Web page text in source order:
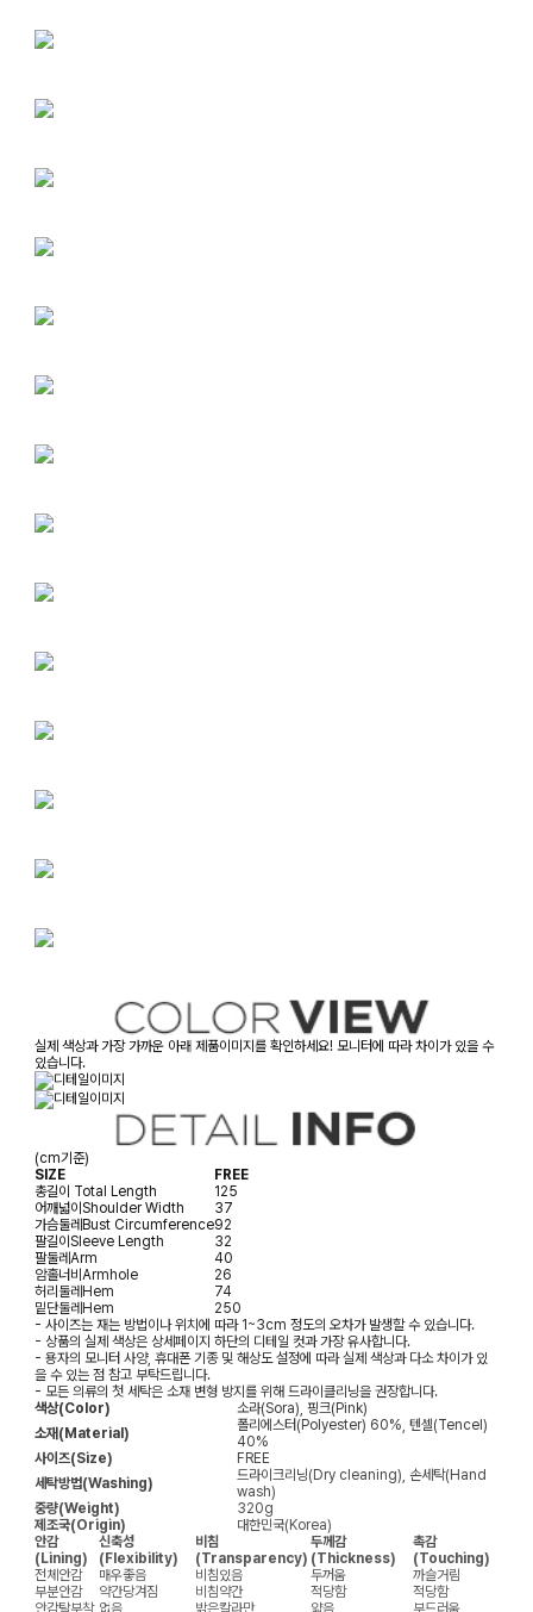
실제 색상과 가장 가까운 아래 제품이미지를 확인하세요! 모니터에 따라 차이가 있을 수
있습니다.
(cm기준)
SIZE
FREE
총길이 Total Length
125
어깨넓이Shoulder Width
37
가슴둘레Bust Circumference92
팔길이Sleeve Length
32
팔둘레Arm
40
암홀너비Armhole
26
허리둘레Hem
74
밑단둘레Hem
250
- 사이즈는 재는 방법이나 위치에 따라 1~3cm 정도의 오차가 발생할 수 있습니다.
- 상품의 실제 색상은 상세페이지 하단의 디테일 컷과 가장 유사합니다.
- 용자의 모니터 사양, 휴대폰 기종 및 해상도 설정에 따라 실제 색상과 다소 차이가 있
을 수 있는 점 참고 부탁드립니다.
- 모든 의류의 첫 세탁은 소재 변형 방지를 위해 드라이클리닝을 권장합니다.
색상(Color)
소라(Sora), 핑크(Pink)
소재(Material)
폴리에스터(Polyester) 60%, 텐셀(Tencel)
40%
사이즈(Size)
FREE
세탁방법(Washing)
드라이크리닝(Dry cleaning), 손세탁(Hand
wash)
중량(Weight)
320g
제조국(Origin)
대한민국(Korea)
안감
(Lining)
신축성
(Flexibility)
비침
(Transparency)
두께감
(Thickness)
촉감
(Touching)
전체안감
매우좋음 비침있음 두꺼움
까슬거림
부분안감
약간당겨짐 비침약간 적당함
적당함
안감탈부착 없음 밝은칼라만 얇음 부드러움